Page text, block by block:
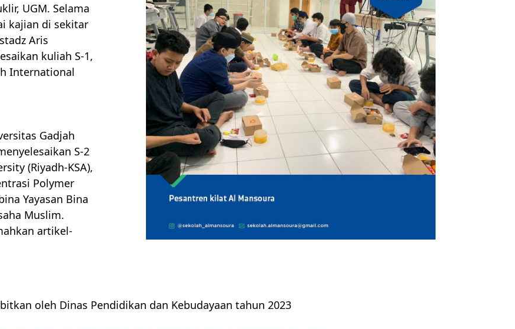
UGM. Selama
kajian di sekitar
Aris
kuliah S-1,
International
Gadjah
S-2
(Riyadh-KSA),
Polymer
Yayasan Bina
Muslim.
artikel-
oleh Dinas Pendidikan dan Kebudayaan tahun 2023